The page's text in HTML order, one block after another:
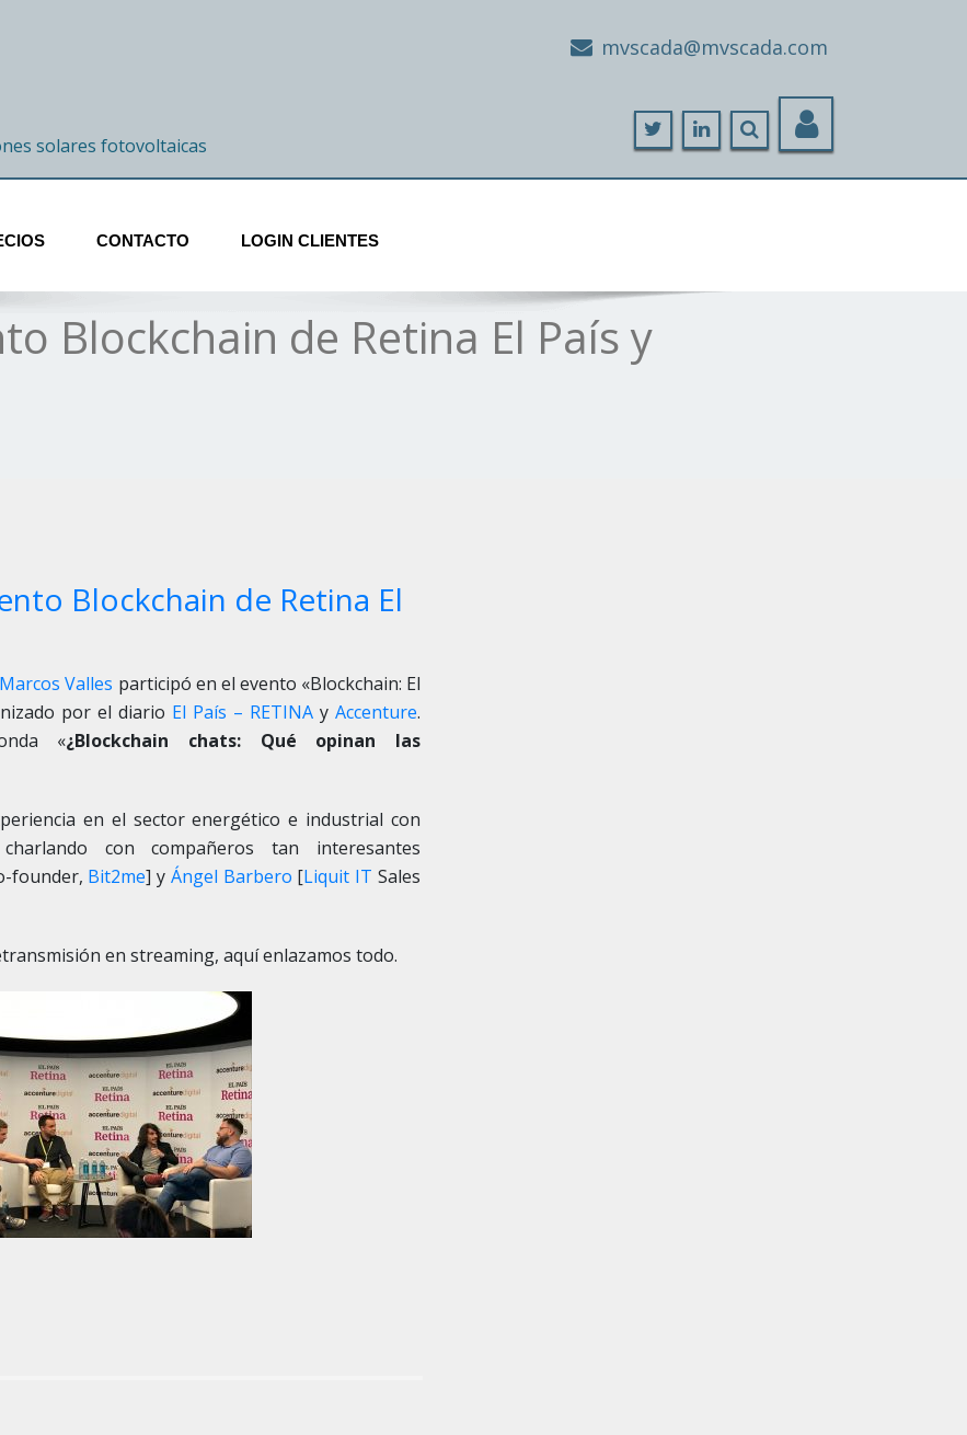
solares fotovoltaicas
moc.adacsvm@adacsvm
CONTACTO LOGIN CLIENTES
Blockchain de Retina El País y
Blockchain de Retina El
Marcos Valles participó en el evento «Blockchain: El
por el diario El País – RETINAy Accenture.
«¿Blockchain chats: Qué opinan las
en el sector energético e industrial con
con compañeros tan interesantes
founder, Bit2me] y Ángel Barbero [Liquit IT Sales
en streaming, aquí enlazamos todo.